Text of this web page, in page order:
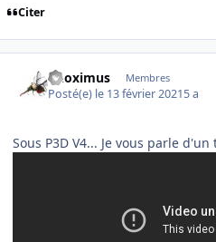
Citer
Phoximus Membres
Posté(e) le 13 février 20215 a
Sous P3D V4... Je vous parle d'un